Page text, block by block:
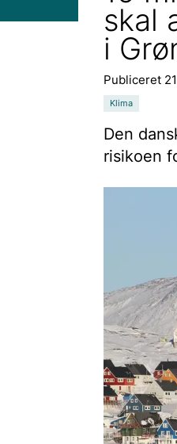
skal
i
Publiceret
Klima
Den
risikoen